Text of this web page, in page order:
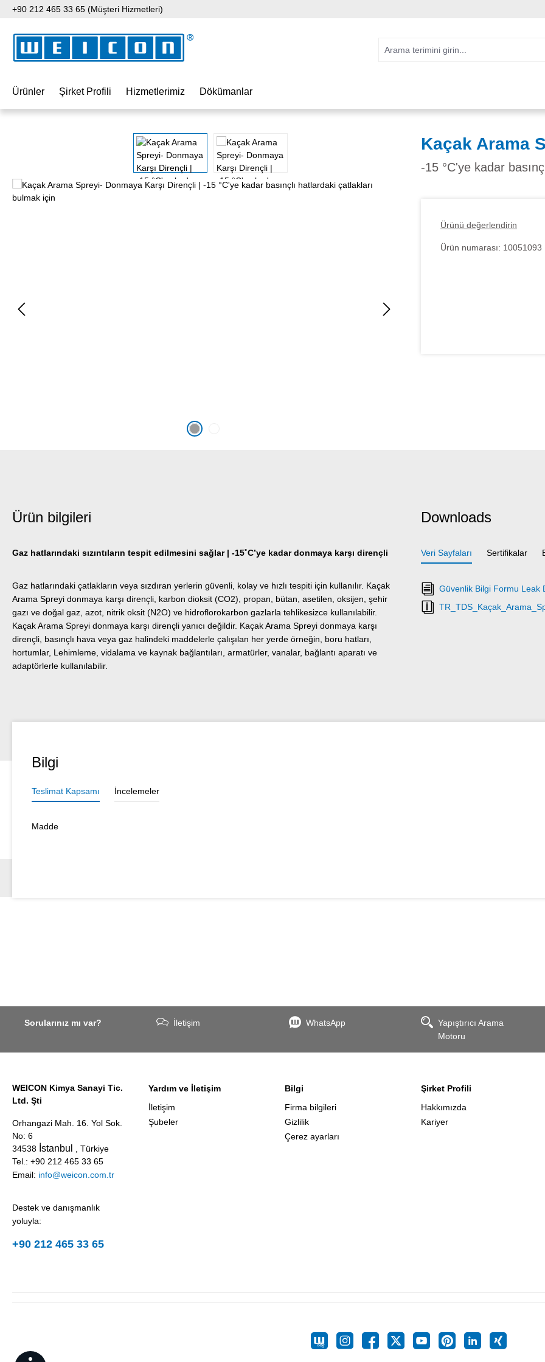
içeriğe geç
Aramaya atla
Ana navigasyona geç
+90 212 465 33 65 (Müşteri Hizmetleri)
Ürünler Şirket Profili Hizmetlerimiz Dökümanlar
Kaçak Arama
-15 °C'ye kadar
Ürünü değerlendirin
Ürün numarası: 10051093
Ürün bilgileri
Gaz hatlarındaki sızıntıların tespit edilmesini sağlar | -15˚C’ye kadar donmaya karşı dirençli
Gaz hatlarındaki çatlakların veya sızdıran yerlerin güvenli, kolay ve hızlı tespiti için kullanılır. Kaçak
Arama Spreyi donmaya karşı dirençli, karbon dioksit (CO2), propan, bütan, asetilen, oksijen, şehir
gazı ve doğal gaz, azot, nitrik oksit (N2O) ve hidroflorokarbon gazlarla tehlikesizce kullanılabilir.
Kaçak Arama Spreyi donmaya karşı dirençli yanıcı değildir. Kaçak Arama Spreyi donmaya karşı
dirençli, basınçlı hava veya gaz halindeki maddelerle çalışılan her yerde örneğin, boru hatları,
hortumlar, Lehimleme, vidalama ve kaynak bağlantıları, armatürler, vanalar, bağlantı aparatı ve
adaptörlerle kullanılabilir.
Downloads
Veri Sayfaları Sertifikalar
Güvenlik Bilgi Formu Leak
Bilgi
Teslimat Kapsamı İncelemeler
Madde
Sorularınız mı var? İletişim WhatsApp
Yapıştırıcı Arama
Motoru
WEICON Kimya Sanayi Tic.
Ltd. Şti
Orhangazi Mah. 16. Yol Sok.
No: 6
34538 İstanbul
, Türkiye
Tel.: +90 212 465 33 65
Email: info@weicon.com.tr
Destek ve danışmanlık
yoluyla:
+90 212 465 33 65
Yardım ve İletişim
İletişim
Şubeler
Bilgi
Firma bilgileri
Gizlilik
Çerez ayarları
Şirket Profili
Hakkımızda
Kariyer